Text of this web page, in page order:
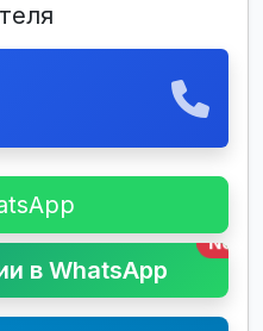
в WhatsApp
New